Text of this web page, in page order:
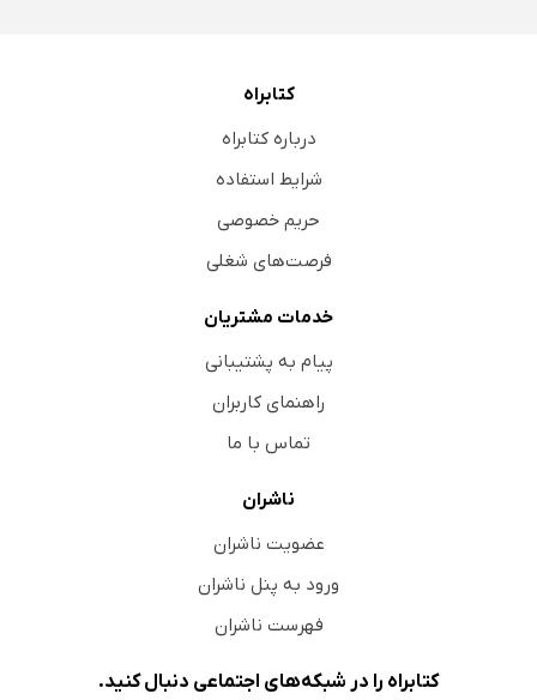
کتابراه
درباره کتابراه
شرایط استفاده
حریم خصوصی
فرصت‌های شغلی
خدمات مشتریان
پیام به پشتیبانی
راهنمای کاربران
تماس با ما
ناشران
عضویت ناشران
ورود به پنل ناشران
فهرست ناشران
کتابراه را در شبکه‌های اجتماعی دنبال کنید.